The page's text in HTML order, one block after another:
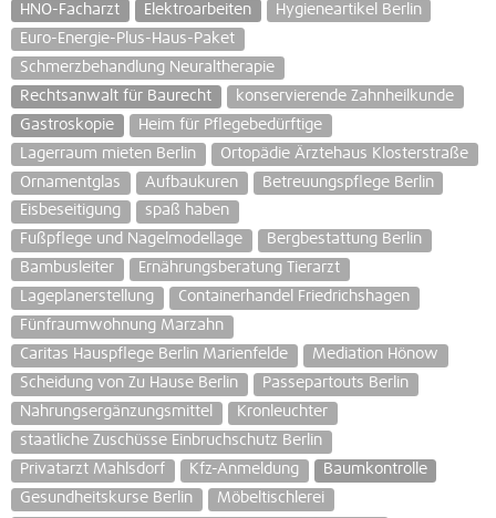
HNO-Facharzt
Elektroarbeiten
Hygieneartikel Berlin
Euro-Energie-Plus-Haus-Paket
Schmerzbehandlung Neuraltherapie
Rechtsanwalt für Baurecht
konservierende Zahnheilkunde
Gastroskopie
Heim für Pflegebedürftige
Lagerraum mieten Berlin
Ortopädie Ärztehaus Klosterstraße
Ornamentglas
Aufbaukuren
Betreuungspflege Berlin
Eisbeseitigung
spaß haben
Fußpflege und Nagelmodellage
Bergbestattung Berlin
Bambusleiter
Ernährungsberatung Tierarzt
Lageplanerstellung
Containerhandel Friedrichshagen
Fünfraumwohnung Marzahn
Caritas Hauspflege Berlin Marienfelde
Mediation Hönow
Scheidung von Zu Hause Berlin
Passepartouts Berlin
Nahrungsergänzungsmittel
Kronleuchter
staatliche Zuschüsse Einbruchschutz Berlin
Privatarzt Mahlsdorf
Kfz-Anmeldung
Baumkontrolle
Gesundheitskurse Berlin
Möbeltischlerei